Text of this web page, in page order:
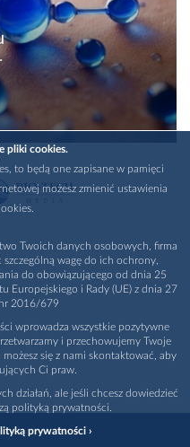
pliki cookies.
to będą one zapisane w pamięci
możesz zmienić ustawienia
Twoich danych osobowych, firma
szczególną wagę do ich ochrony,
do obowiązującego od dnia 25
Europejskiego i Rady (UE) z dnia 27
2016/679
wprowadza wszystkie pozytywne
i przechowujemy Twoje
się z nami skontaktować, aby
Ci praw.
działań, ale jeśli chcesz dowiedzieć
polityką prywatności.
prywatności ›